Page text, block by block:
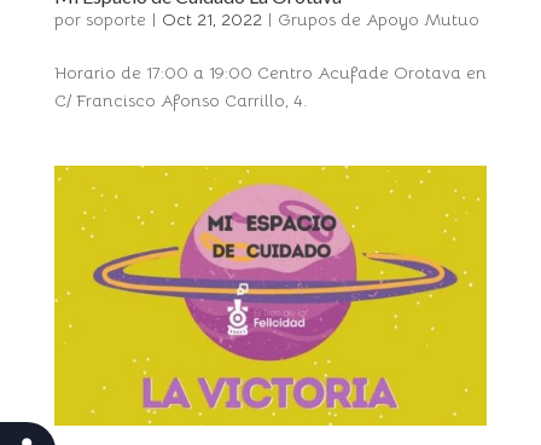
por soporte | Oct 21, 2022| Grupos de Apoyo Mutuo
Horario de 17:00 a 19:00 Centro Acufade Orotava en
C/ Francisco Afonso Carrillo, 4.